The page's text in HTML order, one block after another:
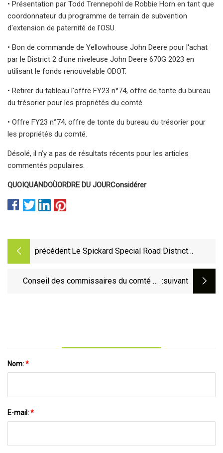
• Présentation par Todd Trennepohl de Robbie Horn en tant que
coordonnateur du programme de terrain de subvention
d'extension de paternité de l'OSU.
• Bon de commande de Yellowhouse John Deere pour l'achat
par le District 2 d'une niveleuse John Deere 670G 2023 en
utilisant le fonds renouvelable ODOT.
• Retirer du tableau l'offre FY23 n°74, offre de tonte du bureau
du trésorier pour les propriétés du comté.
• Offre FY23 n°74, offre de tonte du bureau du trésorier pour
les propriétés du comté.
Désolé, il n’y a pas de résultats récents pour les articles
commentés populaires.
QUOIQUANDOÙORDRE DU JOURConsidérer
précédent: Le Spickard Special Road District
d'équipements
Conseil des commissaires du comté de :suivant
Nom:*
E-mail:*